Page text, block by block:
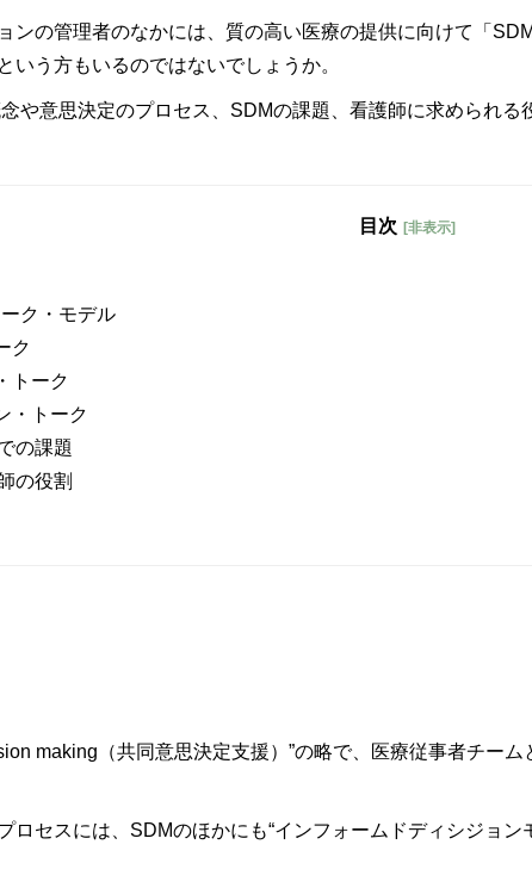
ンの管理者のなかには、質の高い医療の提供に向けて「
いう方もいるのではないでしょうか。
や意思決定のプロセス、SDMの課題、看護師に求められる
目次 [非表示]
ク・モデル
ク
トーク
・トーク
の課題
の役割
making（共同意思決定支援）”の略で、医療従事者チー
ロセスには、SDMのほかにも“インフォームドディシジョン